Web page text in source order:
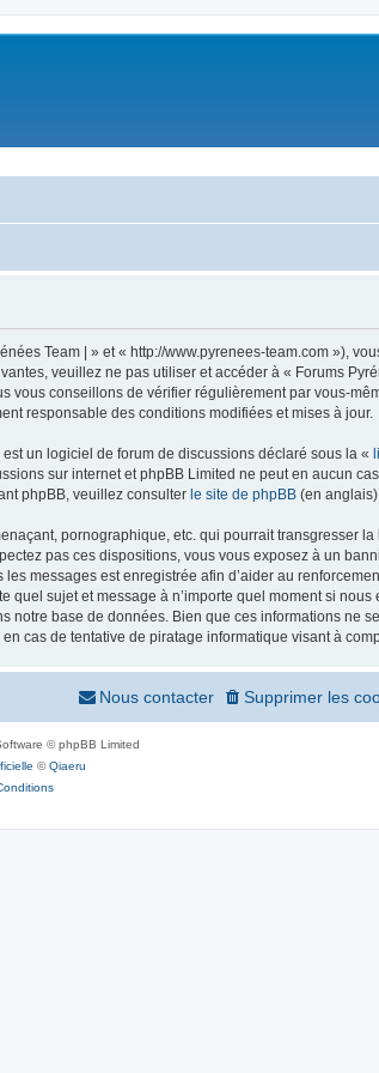
Team | » et « http://www.pyrenees-team.com »),
veuillez ne pas utiliser et accéder à « Forums
conseillons de vérifier régulièrement par vous-
responsable des conditions modifiées et mises à jour.
un logiciel de forum de discussions déclaré sous la «
sur internet et phpBB Limited ne peut en aucun
phpBB, veuillez consulter le site de phpBB (en anglais).
pornographique, etc. qui pourrait transgresser
pas ces dispositions, vous vous exposez à un
messages est enregistrée afin d’aider au
sujet et message à n’importe quel moment si
base de données. Bien que ces informations ne
cas de tentative de piratage informatique visant à
Supprimer les
Nous contacter
© phpBB Limited
©Qiaeru